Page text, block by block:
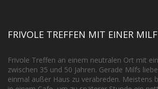
FRIVOLE TREFFEN MIT EINER MILF
Frivole Treffen an einem neutralen Ort mit
zwischen 35 und 50 Jahren. Gerade Milfs
einmal außer Haus zu verabreden. Meistens